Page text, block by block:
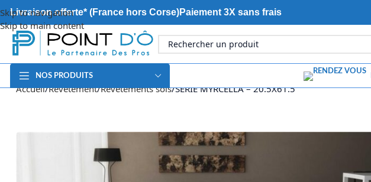
Skip to navigation
Skip to main content
Livraison offerte* (France hors Corse)Paiement 3X sans frais
NOS PRODUITS
Accueil Revêtement Revêtements sols SERIE MYRCELLA – 20.5X61.5